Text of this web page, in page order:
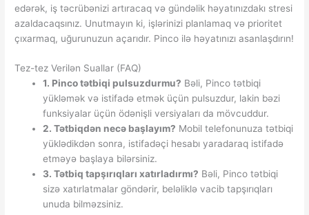
edərək, iş təcrübənizi artıracaq və gündəlik həyatınızdakı stresi
azaldacaqsınız. Unutmayın ki, işlərinizi planlamaq və prioritet
çıxarmaq, uğurunuzun açarıdır. Pinco ilə həyatınızı asanlaşdırın!
Tez-tez Verilən Suallar (FAQ)
1. Pinco tətbiqi pulsuzdurmu? Bəli, Pinco tətbiqi
yükləmək və istifadə etmək üçün pulsuzdur, lakin bəzi
funksiyalar üçün ödənişli versiyaları da mövcuddur.
2. Tətbiqdən necə başlayım? Mobil telefonunuza tətbiqi
yüklədikdən sonra, istifadəçi hesabı yaradaraq istifadə
etməyə başlaya bilərsiniz.
3. Tətbiq tapşırıqları xatırladırmı? Bəli, Pinco tətbiqi
sizə xatırlatmalar göndərir, beləliklə vacib tapşırıqları
unuda bilməzsiniz.